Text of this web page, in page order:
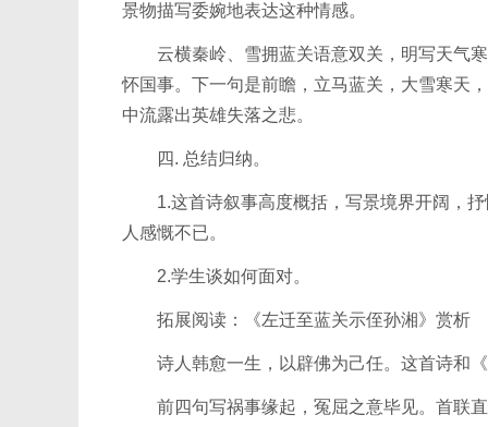
景物描写委婉地表达这种情感。
云横秦岭、雪拥蓝关语意双关，明写天气寒
怀国事。下一句是前瞻，立马蓝关，大雪寒天
中流露出英雄失落之悲。
四. 总结归纳。
1.这首诗叙事高度概括，写景境界开阔，抒
人感慨不已。
2.学生谈如何面对。
拓展阅读：《左迁至蓝关示侄孙湘》赏析
诗人韩愈一生，以辟佛为己任。这首诗和《
前四句写祸事缘起，冤屈之意毕见。首联直